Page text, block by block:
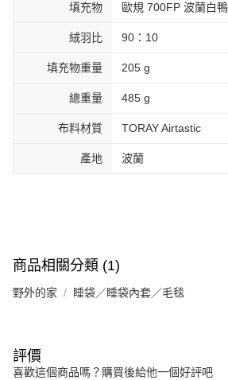
填充物 歐規 700FP 波蘭白
絨羽比 90：10
填充物重量 205 g
總重量 485 g
布料材質 TORAY Airtastic
產地 波蘭
商品相關分類 (1)
野外的家 睡袋／睡袋內套／毛毯
評價
喜歡這個商品嗎？購買後給他一個好評吧